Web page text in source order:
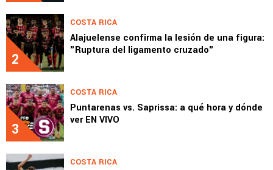
2
COSTA RICA
Alajuelense confirma la lesión de una figura:
"Ruptura del ligamento cruzado"
3
COSTA RICA
Puntarenas vs. Saprissa: a qué hora y dónde
ver EN VIVO
COSTA RICA